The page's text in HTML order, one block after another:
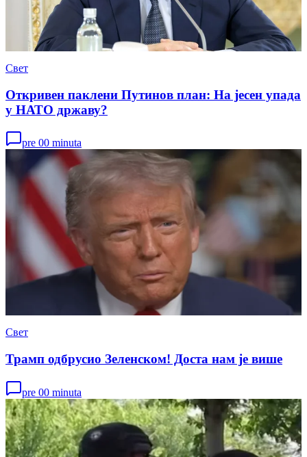
Свет
Откривен паклени Путинов план: На јесен упада
у НАТО државу?
pre 00 minuta
Свет
Трамп одбрусио Зеленском! Доста нам је више
pre 00 minuta